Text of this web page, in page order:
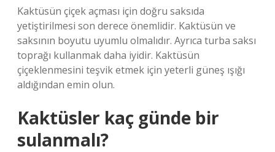
Kaktüsün çiçek açması için doğru saksıda
yetiştirilmesi son derece önemlidir. Kaktüsün ve
saksının boyutu uyumlu olmalıdır. Ayrıca turba saksı
toprağı kullanmak daha iyidir. Kaktüsün
çiçeklenmesini teşvik etmek için yeterli güneş ışığı
aldığından emin olun.
Kaktüsler kaç günde bir
sulanmalı?